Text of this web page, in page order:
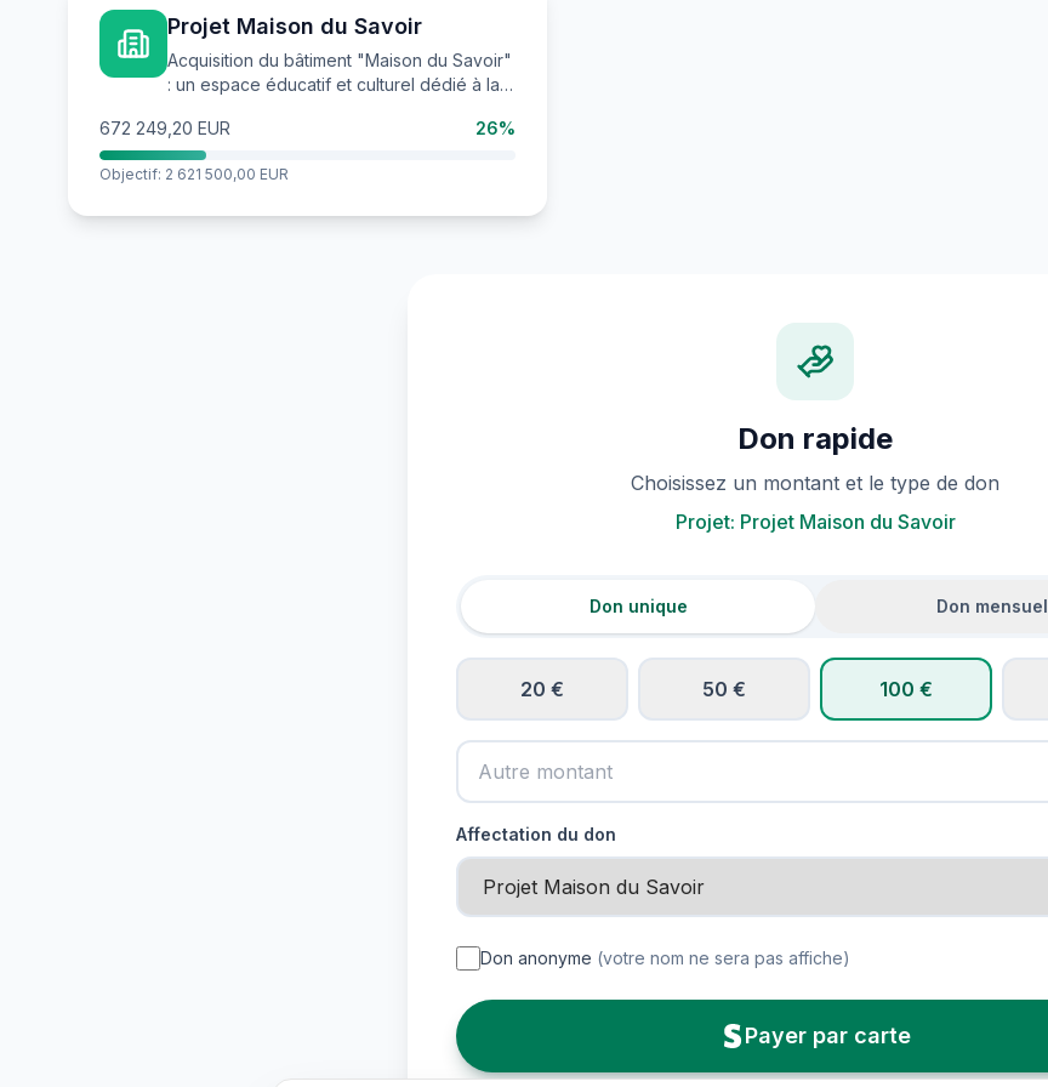
Don rapide
Choisissez un montant et le type de don
Projet: Projet Maison du Savoir
Don unique Don mensuel
20 € 50 € 100 €
Affectation du don
Don anonyme (votre nom ne sera pas affiche)
Payer par carte
Projet Maison du Savoir
Acquisition du bâtiment "Maison du Savoir"
: un espace éducatif et culturel dédié à la
rencontre.
672 249,20 EUR 26%
Objectif: 2 621 500,00 EUR